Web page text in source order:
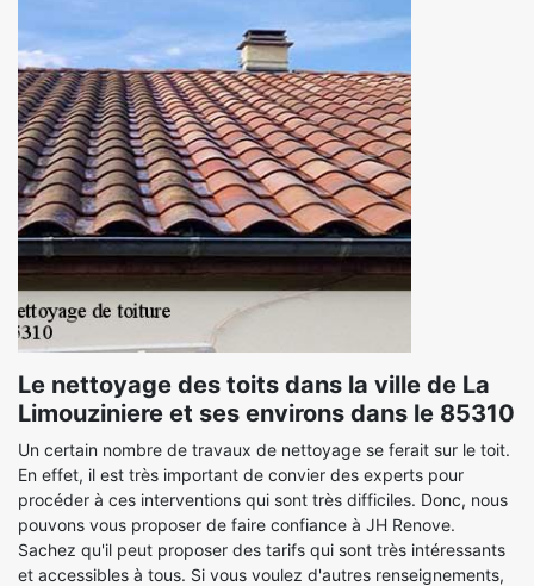
Le nettoyage des toits dans la ville de La
Limouziniere et ses environs dans le 85310
Un certain nombre de travaux de nettoyage se ferait sur le toit.
En effet, il est très important de convier des experts pour
procéder à ces interventions qui sont très difficiles. Donc, nous
pouvons vous proposer de faire confiance à JH Renove.
Sachez qu'il peut proposer des tarifs qui sont très intéressants
et accessibles à tous. Si vous voulez d'autres renseignements,